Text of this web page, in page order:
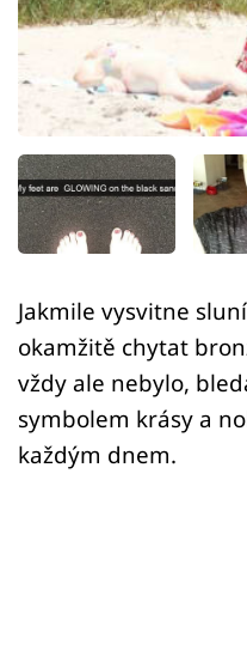
Sex a vztahy
Videa
Sledujte prima+
Přihlášení
Sledujte nás
Jakmile vysvitne
okamžitě chytat
vždy ale nebylo,
symbolem krásy a
každým dnem.